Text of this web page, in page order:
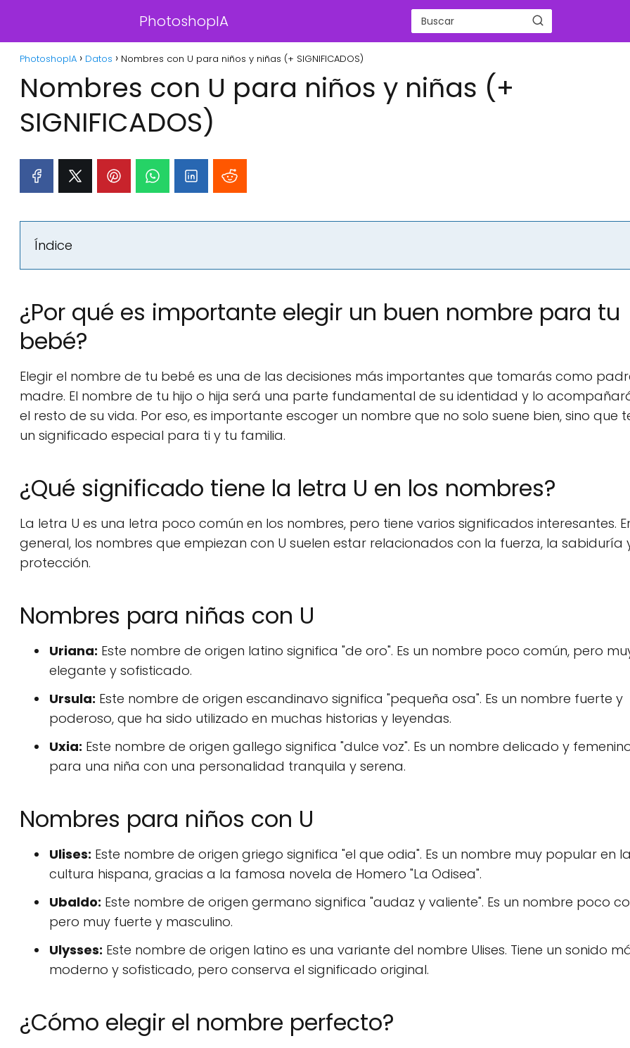
PhotoshopIA
PhotoshopIA Datos Nombres con U para niños y niñas (+ SIGNIFICADOS)
Nombres con U para niños y niñas (+
SIGNIFICADOS)
Índice
¿Por qué es importante elegir un buen nombre para tu
bebé?
Elegir el nombre de tu bebé es una de las decisiones más importantes que tomarás como
madre. El nombre de tu hijo o hija será una parte fundamental de su identidad y lo
el resto de su vida. Por eso, es importante escoger un nombre que no solo suene bien, sino que
un significado especial para ti y tu familia.
¿Qué significado tiene la letra U en los nombres?
La letra U es una letra poco común en los nombres, pero tiene varios significados interesantes.
general, los nombres que empiezan con U suelen estar relacionados con la fuerza, la sabiduría
protección.
Nombres para niñas con U
Uriana: Este nombre de origen latino significa "de oro". Es un nombre poco común, pero
elegante y sofisticado.
Ursula: Este nombre de origen escandinavo significa "pequeña osa". Es un nombre fuerte y
poderoso, que ha sido utilizado en muchas historias y leyendas.
Uxia: Este nombre de origen gallego significa "dulce voz". Es un nombre delicado y
para una niña con una personalidad tranquila y serena.
Nombres para niños con U
Ulises: Este nombre de origen griego significa "el que odia". Es un nombre muy popular en la
cultura hispana, gracias a la famosa novela de Homero "La Odisea".
Ubaldo: Este nombre de origen germano significa "audaz y valiente". Es un nombre poco
pero muy fuerte y masculino.
Ulysses: Este nombre de origen latino es una variante del nombre Ulises. Tiene un sonido
moderno y sofisticado, pero conserva el significado original.
¿Cómo elegir el nombre perfecto?